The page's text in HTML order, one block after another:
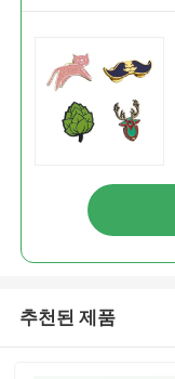
추천된 제품